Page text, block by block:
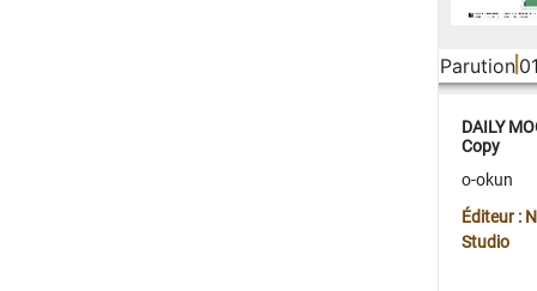
Parution
DAILY
Copy
o-okun
Éditeur :
Studio